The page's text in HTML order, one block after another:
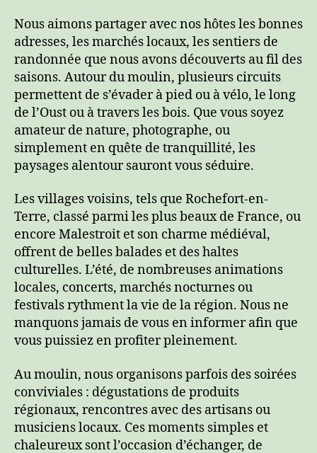
Nous aimons partager avec nos hôtes les bonnes
adresses, les marchés locaux, les sentiers de
randonnée que nous avons découverts au fil des
saisons. Autour du moulin, plusieurs circuits
permettent de s’évader à pied ou à vélo, le long
de l’Oust ou à travers les bois. Que vous soyez
amateur de nature, photographe, ou
simplement en quête de tranquillité, les
paysages alentour sauront vous séduire.
Les villages voisins, tels que Rochefort-en-
Terre, classé parmi les plus beaux de France, ou
encore Malestroit et son charme médiéval,
offrent de belles balades et des haltes
culturelles. L’été, de nombreuses animations
locales, concerts, marchés nocturnes ou
festivals rythment la vie de la région. Nous ne
manquons jamais de vous en informer afin que
vous puissiez en profiter pleinement.
Au moulin, nous organisons parfois des soirées
conviviales : dégustations de produits
régionaux, rencontres avec des artisans ou
musiciens locaux. Ces moments simples et
chaleureux sont l’occasion d’échanger, de